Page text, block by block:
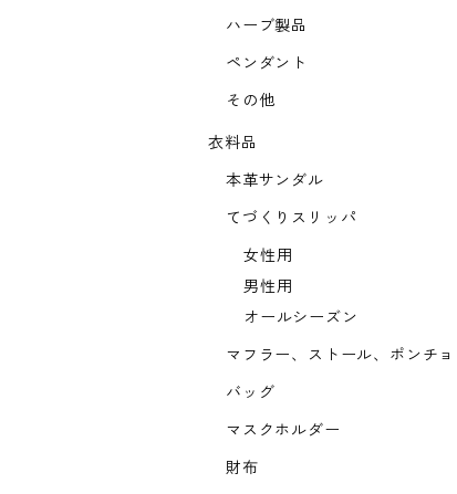
ハーブ製品
ペンダント
その他
衣料品
本革サンダル
てづくりスリッパ
女性用
男性用
オールシーズン
マフラー、ストール、ポンチョ
バッグ
マスクホルダー
財布